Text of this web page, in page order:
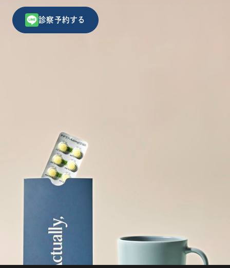
診察予約する